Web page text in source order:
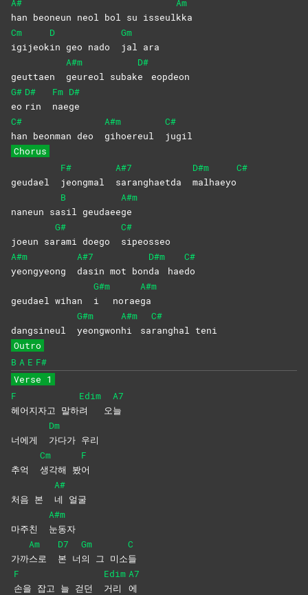
A#
han beoneun neol bol su isseul
Am
kka
Cm
igijeok
D
in geo nado
Gm
jal ara
geuttaen
A#m
geureol subak
D#
e
eopdeon
G#
eo
D#
rin
Fm
nae
D#
ge
C#
han beonman deo
A#m
gihoereul
C#
jugil
Chorus
geudael
F#
jeongmal
A#7
saranghaetda
D#m
malhaeyo
C#
naneun sa
B
sil geudaee
A#m
ge
joeun sa
G#
rami doego
C#
sipeosseo
A#m
yeongyeong
A#7
dasin mot bon
D#m
da
hae
C#
do
geudael wihan
G#m
i
norae
A#m
ga
dangsineul
G#m
yeongwon
A#m
hi
sa
C#
ranghal teni
Outro
B A E F#
Verse 1
F
헤어지자고 말하
Edim
려
오
A7
늘
너에게
Dm
가다가 우리
추억
Cm
생각해 봤
F
어
처음 본
A#
네 얼굴
마주친
A#m
눈동자
가까
Am
스로
D7
본 너
Gm
의 그 미소
C
들
F
손을 잡고 늘 걷던
Edim
거리
A7
에